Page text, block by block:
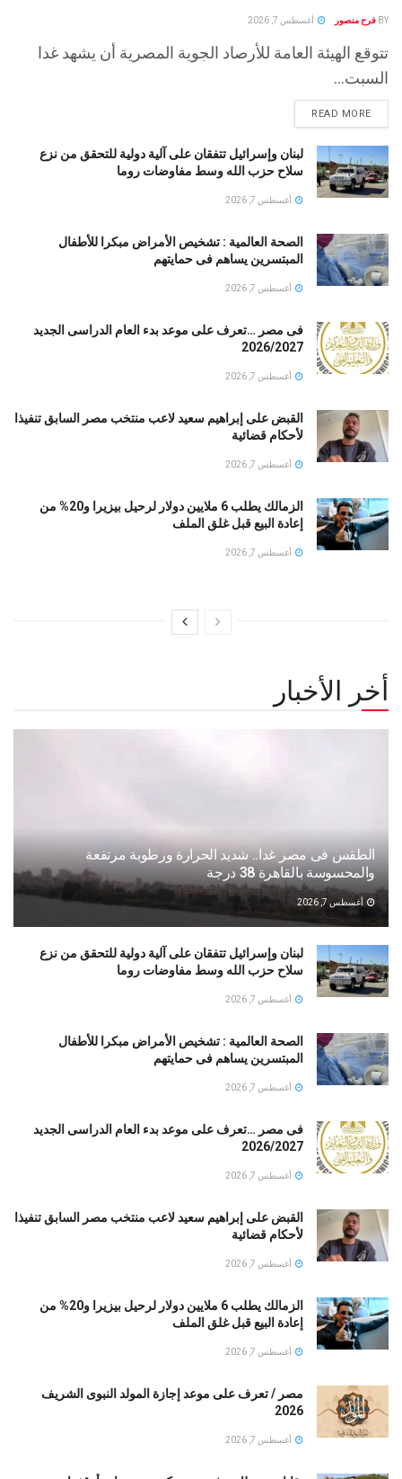
BY فرح منصور أغسطس 7, 2026
تتوقع الهيئة العامة للأرصاد الجوية المصرية أن يشهد غدا
السبت...
READ MORE
لبنان وإسرائيل تتفقان على آلية دولية للتحقق من نزع
سلاح حزب الله وسط مفاوضات روما
أغسطس 7, 2026
الصحة العالمية : تشخيص الأمراض مبكرا للأطفال
المبتسرين يساهم فى حمايتهم
أغسطس 7, 2026
فى مصر …تعرف على موعد بدء العام الدراسى الجديد
2026/2027
أغسطس 7, 2026
القبض على إبراهيم سعيد لاعب منتخب مصر السابق تنفيذا
لأحكام قضائية
أغسطس 7, 2026
الزمالك يطلب 6 ملايين دولار لرحيل بيزيرا و20% من
إعادة البيع قبل غلق الملف
أغسطس 7, 2026
أخر الأخبار
الطقس فى مصر غدا.. شديد الحرارة ورطوبة مرتفعة
والمحسوسة بالقاهرة 38 درجة
أغسطس 7, 2026
لبنان وإسرائيل تتفقان على آلية دولية للتحقق من نزع
سلاح حزب الله وسط مفاوضات روما
أغسطس 7, 2026
الصحة العالمية : تشخيص الأمراض مبكرا للأطفال
المبتسرين يساهم فى حمايتهم
أغسطس 7, 2026
فى مصر …تعرف على موعد بدء العام الدراسى الجديد
2026/2027
أغسطس 7, 2026
القبض على إبراهيم سعيد لاعب منتخب مصر السابق تنفيذا
لأحكام قضائية
أغسطس 7, 2026
الزمالك يطلب 6 ملايين دولار لرحيل بيزيرا و20% من
إعادة البيع قبل غلق الملف
أغسطس 7, 2026
مصر / تعرف على موعد إجازة المولد النبوى الشريف
2026
أغسطس 7, 2026